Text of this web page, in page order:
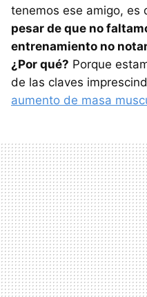
tenemos ese amigo, es
pesar de que no
entrenamiento no
¿Por qué? Porque
de las claves
aumento de masa